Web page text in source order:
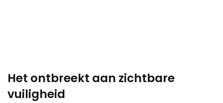
Het ontbreekt aan zichtbare
vuiligheid